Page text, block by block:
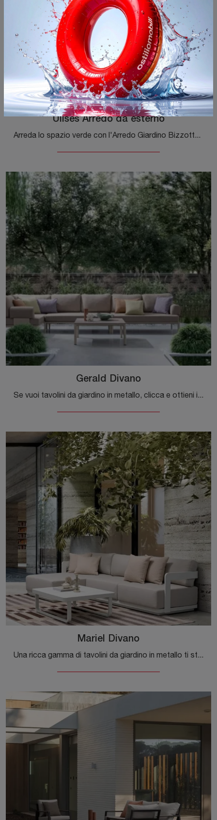
Ulises Arredo da esterno
Arreda lo spazio verde con l'Arredo Giardino Bizzotto! Set e tavolini da giardino in metallo, come il modello Ulises Arredo da esterno, ti aspettano!
Gerald Divano
Se vuoi tavolini da giardino in metallo, clicca e ottieni informazioni sul modello Gerald Divano del brand Bizzotto.
Mariel Divano
Una ricca gamma di tavolini da giardino in metallo ti sta aspettando in negozio: clicca e scopri il modello Mariel Divano di Bizzotto.